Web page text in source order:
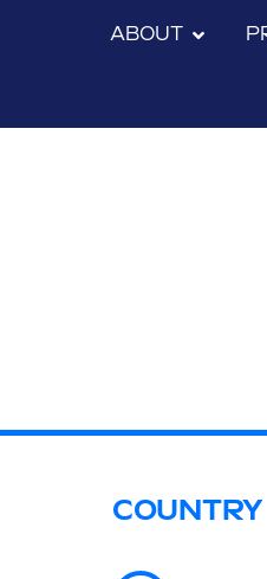
ABOUT
COUNTRY